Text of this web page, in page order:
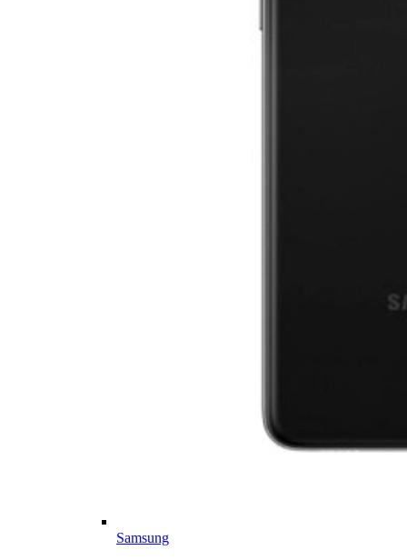
Samsung